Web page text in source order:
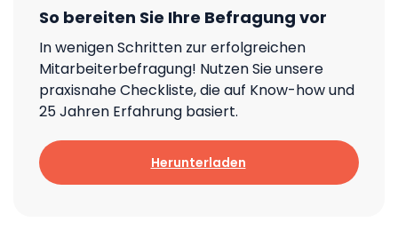
So bereiten Sie Ihre Befragung vor
In wenigen Schritten zur erfolgreichen
Mitarbeiterbefragung! Nutzen Sie unsere
praxisnahe Checkliste, die auf Know-how und
25 Jahren Erfahrung basiert.
Herunterladen